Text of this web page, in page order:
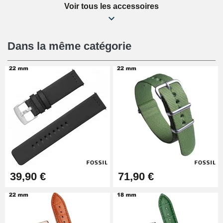
Kit Réparation Montre Débutant
16,90 €
Pied à Coulisse Numérique
9,90 €
Pince à Poinçonner (pince trou)
Pince Trou pour Bracelet de
Voir tous les accessoires
Dans la même catégorie
39,90 € 71,90 €